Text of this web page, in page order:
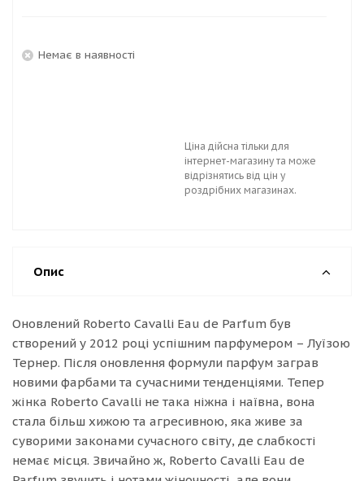
Немає в наявності
Ціна дійсна тільки для
інтернет-магазину та може
відрізнятись від цін у
роздрібних магазинах.
Опис
Оновлений Roberto Cavalli Eau de Parfum був
створений у 2012 році успішним парфумером – Луїзою
Тернер. Після оновлення формули парфум заграв
новими фарбами та сучасними тенденціями. Тепер
жінка Roberto Cavalli не така ніжна і наївна, вона
стала більш хижою та агресивною, яка живе за
суворими законами сучасного світу, де слабкості
немає місця. Звичайно ж, Roberto Cavalli Eau de